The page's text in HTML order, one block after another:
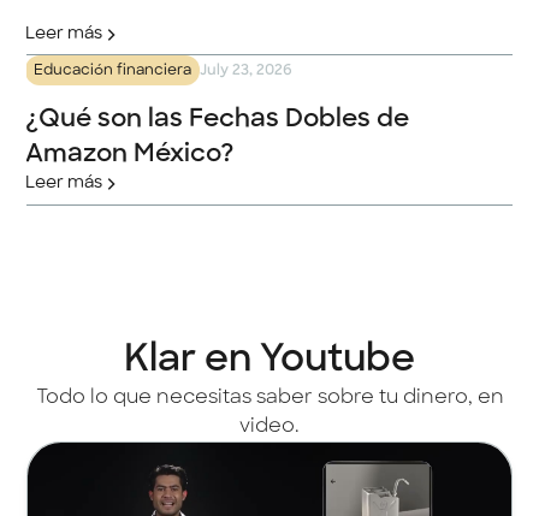
hasta usar tarjetas digitales de un solo uso. Se enfatiza
la importancia de no compartir información
confidencial, verificar comunicaciones y evitar enlaces
Leer más
Educación financiera July 23, 2026
¿Qué son las Fechas Dobles de
Amazon México?
Leer más
Klar en Youtube
Todo lo que necesitas saber sobre tu dinero, en
video.